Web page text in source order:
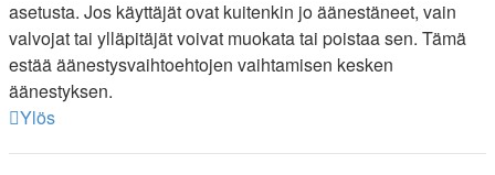
asetusta. Jos käyttäjät ovat kuitenkin jo äänestäneet, vain
valvojat tai ylläpitäjät voivat muokata tai poistaa sen. Tämä
estää äänestysvaihtoehtojen vaihtamisen kesken
äänestyksen.
Ylös